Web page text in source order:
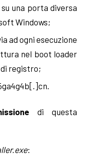
una porta diversa
Windows;
ad ogni esecuzione
nel boot loader
registro;
di questa
: